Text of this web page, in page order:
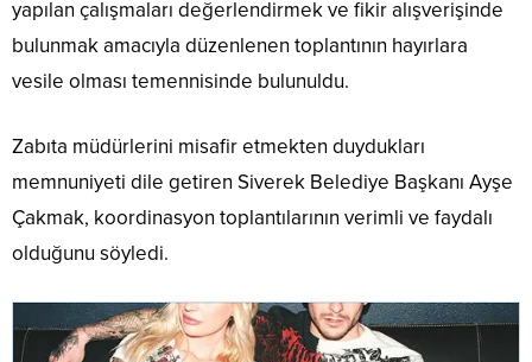
yapılan çalışmaları değerlendirmek ve fikir alışverişinde
bulunmak amacıyla düzenlenen toplantının hayırlara
vesile olması temennisinde bulunuldu.
Zabıta müdürlerini misafir etmekten duydukları
memnuniyeti dile getiren Siverek Belediye Başkanı Ayşe
Çakmak, koordinasyon toplantılarının verimli ve faydalı
olduğunu söyledi.